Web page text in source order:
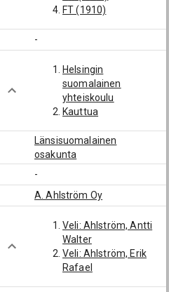
FT (1910)
-
Helsingin
suomalainen
yhteiskoulu
Kauttua
Länsisuomalainen
osakunta
-
A. Ahlström Oy
Veli: Ahlström, Antti
Walter
Veli: Ahlström, Erik
Rafael